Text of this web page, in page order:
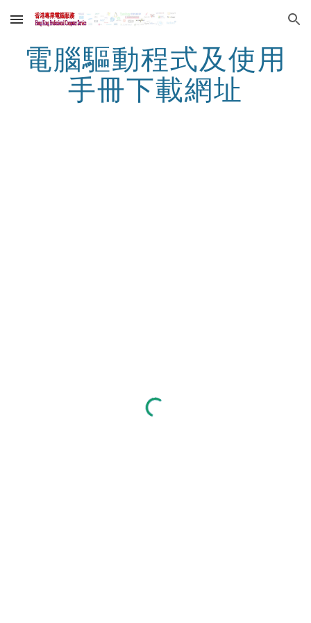
Skip to main content Skip to navigation
電腦驅動程式及使用
手冊下載網址